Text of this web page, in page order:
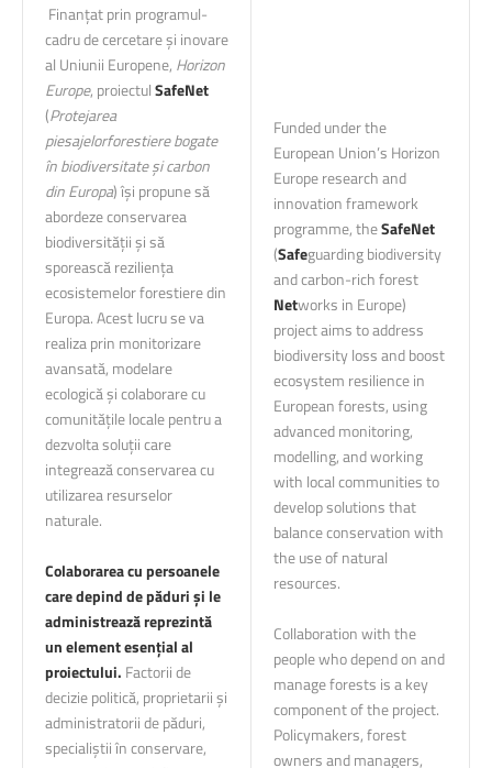
Finanțat prin programul-
cadru de cercetare și inovare
al Uniunii Europene, Horizon
Europe, proiectulSafeNet
(Protejarea
piesajelorforestiere bogate
în biodiversitate și carbon
din Europa) își propune să
abordeze conservarea
biodiversității și să
sporească reziliența
ecosistemelor forestiere din
Europa. Acest lucru se va
realiza prin monitorizare
avansată, modelare
ecologică și colaborare cu
comunitățile locale pentru a
dezvolta soluții care
integrează conservarea cu
utilizarea resurselor
naturale.
Colaborarea cu persoanele
care depind de păduri și le
administrează reprezintă
un element esențial al
proiectului. Factorii de
decizie politică, proprietarii și
administratorii de păduri,
specialiștii în conservare,
Funded under the
European Union’s Horizon
Europe research and
innovation framework
programme, theSafeNet
(Safeguarding biodiversity
and carbon-rich forest
Networks in Europe)
project aims to address
biodiversity loss and boost
ecosystem resilience in
European forests, using
advanced monitoring,
modelling, and working
with local communities to
develop solutions that
balance conservation with
the use of natural
resources.
Collaboration with the
people who depend on and
manage forests is a key
component of the project.
Policymakers, forest
owners and managers,